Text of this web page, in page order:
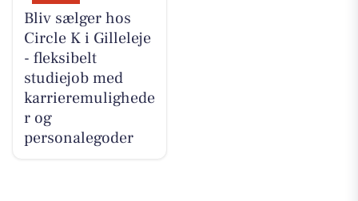
Bliv sælger hos
Circle K i Gilleleje
- fleksibelt
studiejob med
karrieremulighede
r og
personalegoder